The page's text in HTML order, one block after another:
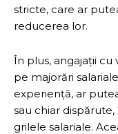
stricte, care ar
reducerea lor.
În plus, angajații cu
pe majorări
experiență, ar
sau chiar
grilele salariale.